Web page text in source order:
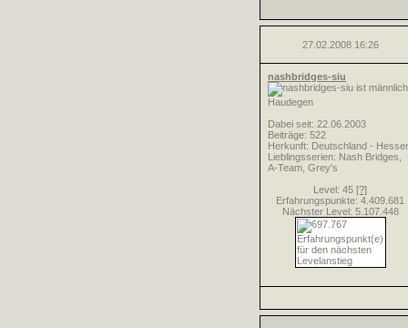
27.02.2008 16:26
nashbridges-siu
Haudegen
Dabei seit: 22.06.2003
Beiträge: 522
Herkunft: Deutschland -
Lieblingsserien: Nash Bridges,
A-Team, Grey's
Level: 45 [?]
Erfahrungspunkte: 4.409.681
Nächster Level: 5.107.448